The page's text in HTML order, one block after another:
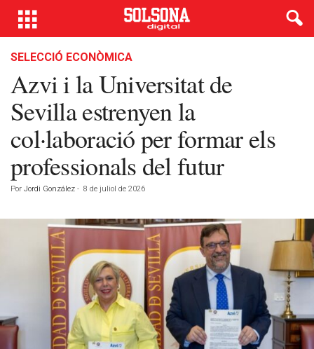
SELECCIÓ ECONÒMICA
Azvi i la Universitat de
Sevilla estrenyen la
col·laboració per formar els
professionals del futur
Por Jordi González - 8 de juliol de 2026